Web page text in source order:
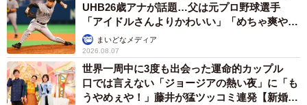
UHB26歳アナが話題…父は元プロ野球選手
「アイドルさんよりかわいい」「めちゃ爽や
か」まいどなメディア
2026.08.07
世界一周中に3度も出会った運命的カップル
口では言えない「ジョージアの熱い夜」に「も
うやめぇや！」藤井が猛ツッコミ連発【新婚さ